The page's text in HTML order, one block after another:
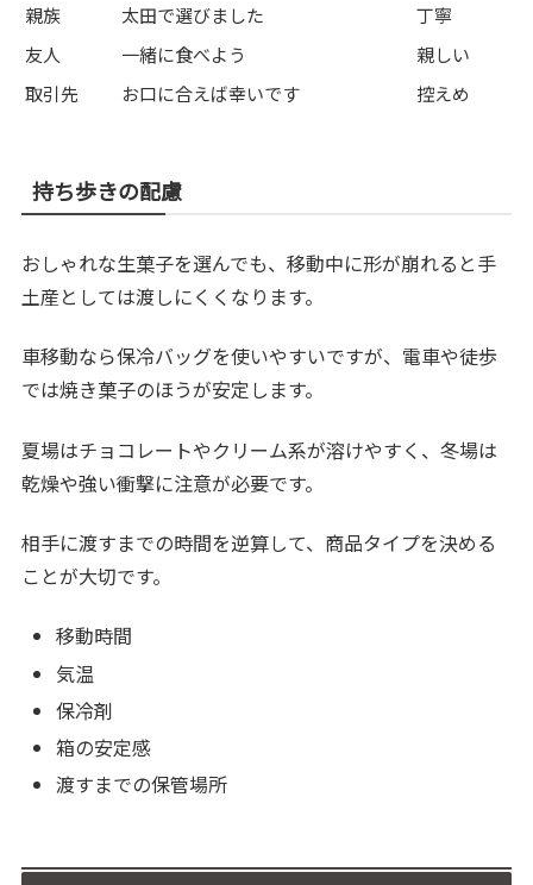
親族
太田で選びました
丁寧
友人
一緒に食べよう
親しい
取引先
お口に合えば幸いです 控えめ
持ち歩きの配慮
おしゃれな生菓子を選んでも、移動中に形が崩れると手
土産としては渡しにくくなります。
車移動なら保冷バッグを使いやすいですが、電車や徒歩
では焼き菓子のほうが安定します。
夏場はチョコレートやクリーム系が溶けやすく、冬場は
乾燥や強い衝撃に注意が必要です。
相手に渡すまでの時間を逆算して、商品タイプを決める
ことが大切です。
移動時間
気温
保冷剤
箱の安定感
渡すまでの保管場所